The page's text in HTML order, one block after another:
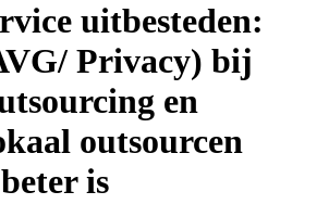
uitbesteden:
Privacy) bij
en
outsourcen
is